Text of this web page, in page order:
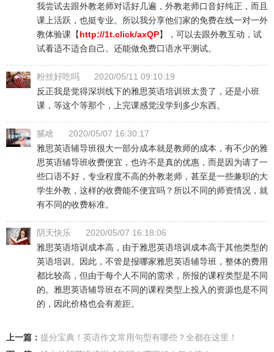
我尝试去跟外教老师对话好几遍，外教老师口音好纯正，而且
课上活跃，也挺专业。所以我分享他们家的免费在线一对一外
教体验课【http://1t.click/axQP】，可以去跟外教互动，试
试看适不适合自己。还能做免费口语水平测试。
粉丝好吃吗
2020/05/11 09:10:19
反正我是觉得深圳线下的雅思英语培训班太贵了，还是小班
课，等这个等那个，上完课感觉没学到多少东西。
腻啥
2020/05/07 16:30:17
雅思英语辅导班很大一部分成本就是教师的成本，有不少的雅
思英语辅导班收费便宜，也许不是真的优惠，而是因为请了一
些口语不好，专业程度不高的外教老师，甚至是一些兼职的大
学生外教，这样的收费能不便宜吗？所以不同的师资情况，就
有不同的收费标准。
阴天快乐
2020/05/07 16:18:06
雅思英语培训成本高，由于雅思英语培训成本高于其他类型的
英语培训。因此，不管是报哪家雅思英语辅导班，整体的费用
都比较高，但由于每个人不同的需求，所报的课程类型是不同
的。雅思英语辅导班在不同的课程类型上投入的资源也是不同
的，因此价格也会有差距。
上一篇： 提分宝典！英语作文常用句型有哪些？全都在这里！